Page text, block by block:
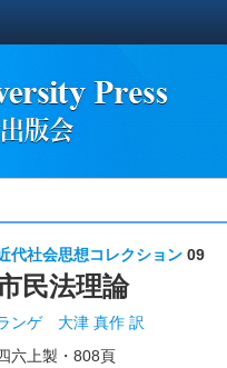
代社会思想コレクション 09
民法理論
ンゲ 大津 真作 訳
六上製・808頁